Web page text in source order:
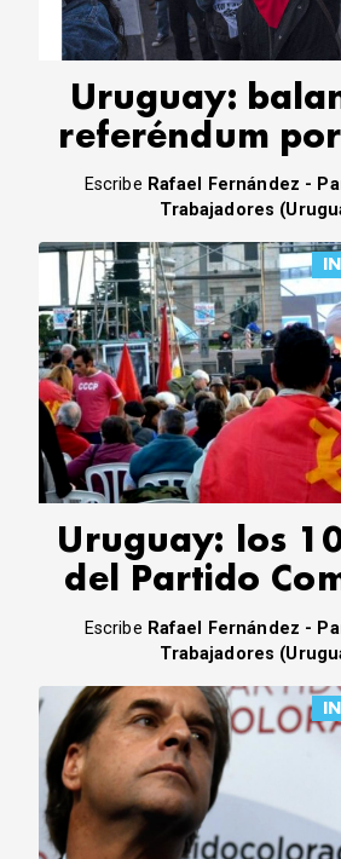
Uruguay:
referéndum por
Escribe Rafael Fernández -
Trabajadores
Uruguay: los
del Partido
Escribe Rafael Fernández -
Trabajadores